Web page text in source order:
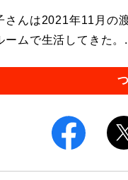
んは2021年11月の
ームで生活してきた。